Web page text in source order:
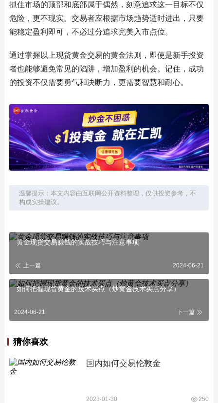
抓住市场的顶部和底部属于偶然，刻意追求这一目标不仅
危险，更不现实。交易者应根据市场趋势适时进出，只要
能稳定盈利即可，不必过分追求完美入市点位。
通过掌握以上现货黄金交易的黄金法则，即使是新手投资
者也能够避免常见的陷阱，增加盈利的机会。记住，成功
的投资不仅需要勇气和决断力，更需要智慧和耐心。
温馨提示：本文内容由互联网公开资料整理，仅供投资参考，不
构成实操建议。
黄金现货交易赚钱的实战技巧与注意事项
上一篇 2024-06-21
如何把握现货黄金的技术买点（炒黄金技术买点分享）
2024-06-21 下一篇
猜你喜欢
国内如何交易伦敦金
2023-01-30 250